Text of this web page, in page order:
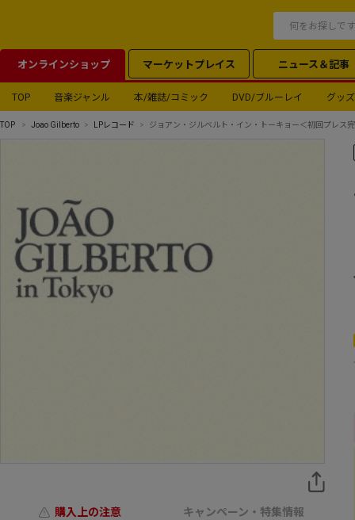
オンラインショップ マーケットプレイス ニュース＆記事
TOP 音楽ジャンル 本/雑誌/コミック DVD/ブルーレイ グッズ
TOP Joao Gilberto LPレコード ジョアン・ジルベルト・イン・トーキョー＜初回プレス
購入上の注意 キャンペーン・特集情報